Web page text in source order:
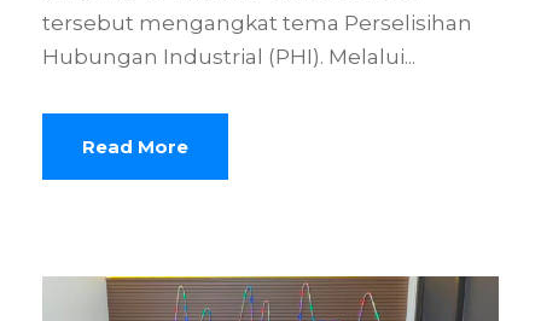
tersebut mengangkat tema Perselisihan
Hubungan Industrial (PHI). Melalui...
Read More